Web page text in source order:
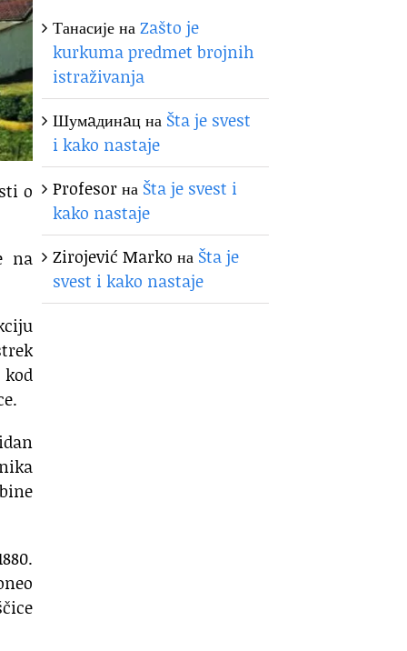
o
na
ТанасијенаZašto je
kurkuma predmet brojnih
istraživanja
Шумaдинaцна Šta je svest
i kako nastaje
Profesorна Šta je svest i
kako nastaje
Zirojević Marko на Šta je
svest i kako nastaje